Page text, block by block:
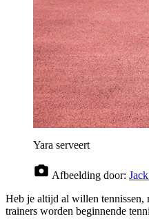
Yara serveert
Afbeelding door:
Heb je altijd al willen
trainers worden beginnende